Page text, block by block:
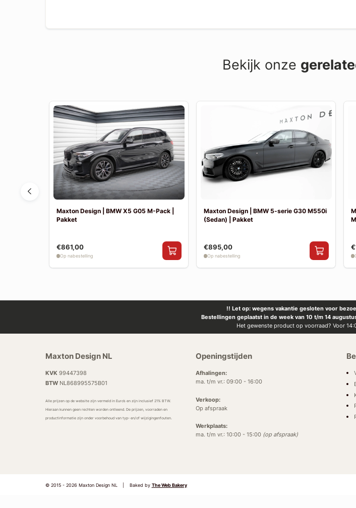
Bekijk onze
Maxton Design | BMW X5 G05 M-Pack |
Pakket
€861,00
Op nabestelling
Maxton Design | BMW 5-serie G30 M550i
(Sedan) | Pakket
€895,00
Op nabestelling
!! Let op: wegens vakantie gesloten voor
Bestellingen geplaatst in de week van 10 t/m 14
Het gewenste product op voorraad? Voor
Maxton Design NL
KVK 99447398
BTWNL868995575B01
Alle prijzen op de website zijn vermeld in Euro’s en zijn inclusief 21% BTW.
Hieraan kunnen geen rechten worden ontleend. De prijzen, voorraden en
productinformatie zijn onder voorbehoud van typ- en/of wijzigingenfouten.
Openingstijden
Afhalingen:
ma. t/m vr.: 09:00 - 16:00
Verkoop:
Op afspraak
Werkplaats:
ma. t/m vr.: 10:00 - 15:00 (op afspraak)
© 2015 - 2026 Maxton Design NL Baked by The Web Bakery